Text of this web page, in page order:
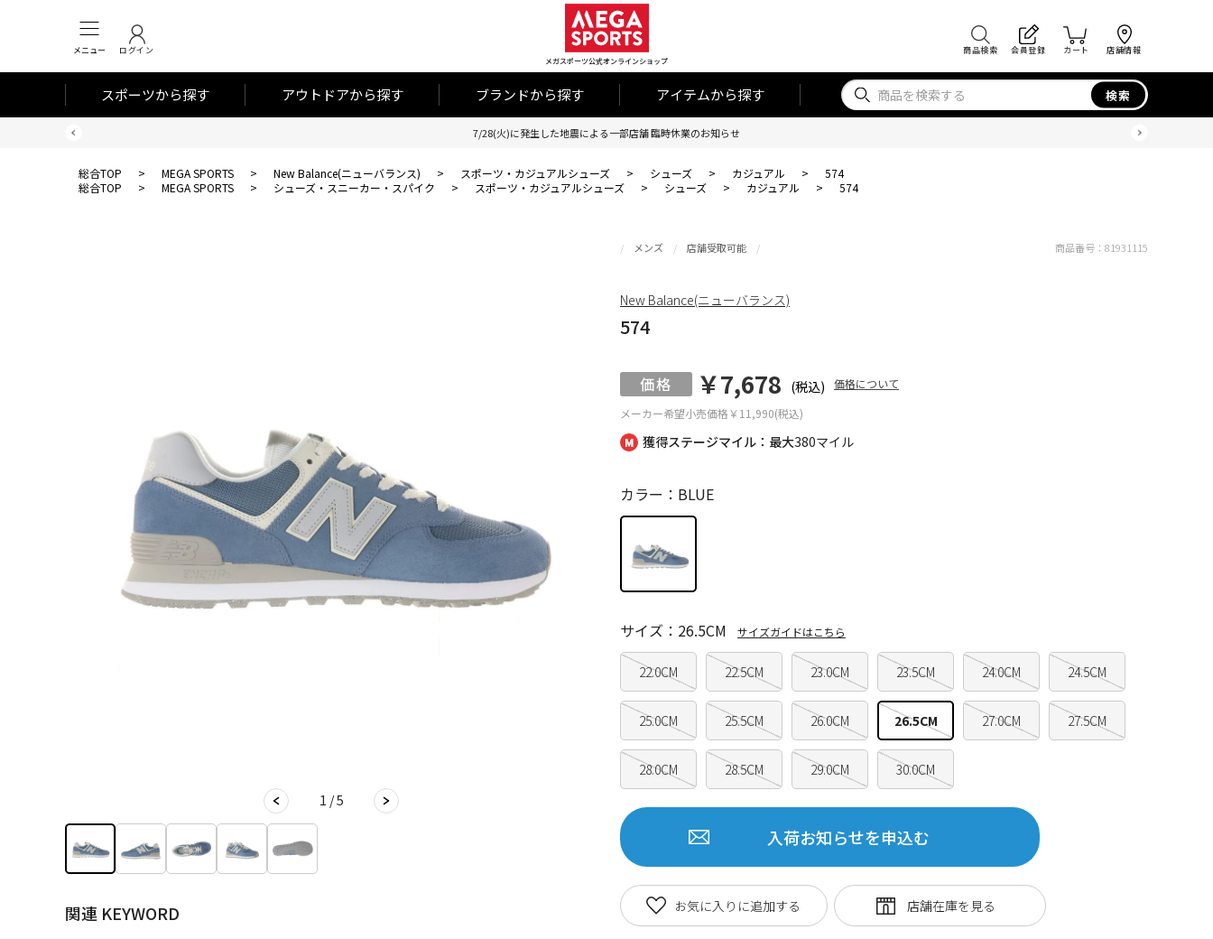
メニュー ログイン
メガスポーツ公式オンラインショップ
商品検索 会員登録 カート 店舗情報
スポーツから探す アウトドアから探す ブランドから探す アイテムから探す 検索
7/28(火)に発生した地震による一部店舗 臨時休業のお知らせ
総合TOP > MEGA SPORTS > New Balance(ニューバランス) > スポーツ・カジュアルシューズ > シューズ > カジュアル >
574
総合TOP
> MEGA SPORTS > シューズ・スニーカー・スパイク > スポーツ・カジュアルシューズ > シューズ > カジュアル > 574
1 / 5
関連 KEYWORD
獲得ステージマイル：最大380マイル
メンズ 店舗受取可能
574
メーカー希望小売価格￥11,990(税込)
￥7,678 (税込) 価格について
カラー：BLUE
22.0CM 22.5CM 23.0CM 23.5CM 24.0CM 24.5CM
25.0CM 25.5CM 26.0CM 26.5CM 27.0CM 27.5CM
28.0CM 28.5CM 29.0CM 30.0CM
サイズ：26.5CM サイズガイドはこちら
入荷お知らせを申込む
お気に入りに追加する
商品番号： 81931115
New Balance(ニューバランス)